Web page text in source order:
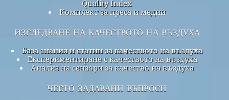
Quality Index
Комплект за преса и медии
изследване на качеството на въздуха
База знания и статии за качеството на въздуха
Експериментиране с качеството на въздуха
Анализ на сензори за качество на въздуха
често задавани въпроси